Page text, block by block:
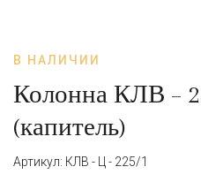
В НАЛИЧИИ
Колонна КЛВ –
(капитель)
Артикул: КЛВ - Ц - 225/1